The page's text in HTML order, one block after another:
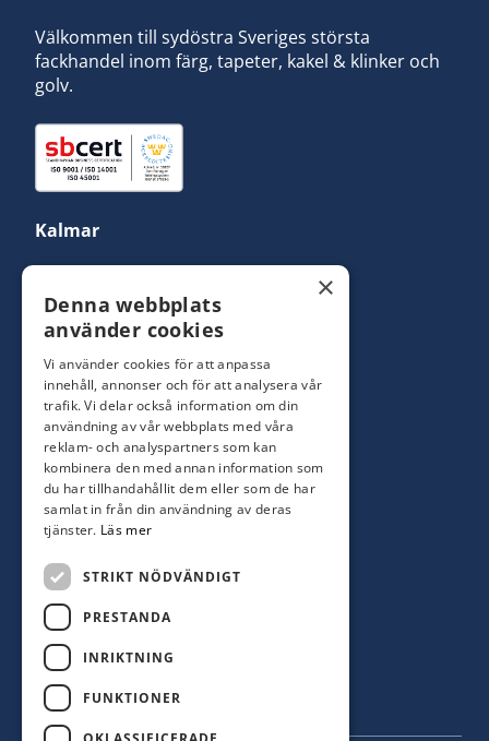
Välkommen till sydöstra Sveriges största
fackhandel inom färg, tapeter, kakel & klinker och
golv.
Kalmar
Yrkesbutik: 0480-44 28 08
info@hagblomsfarghandel.nu
Torsåsgatan 9
392 39 Kalmar
Färjestaden
0485-310 71
oland@hagblomsfarghandel.nu
Storgatan 34
386 30 Färjestaden
×
Denna webbplats
använder cookies
Vi använder cookies för att anpassa
innehåll, annonser och för att analysera vår
trafik. Vi delar också information om din
användning av vår webbplats med våra
reklam- och analyspartners som kan
kombinera den med annan information som
du har tillhandahållit dem eller som de har
samlat in från din användning av deras
tjänster. Läs mer
STRIKT NÖDVÄNDIGT
PRESTANDA
INRIKTNING
FUNKTIONER